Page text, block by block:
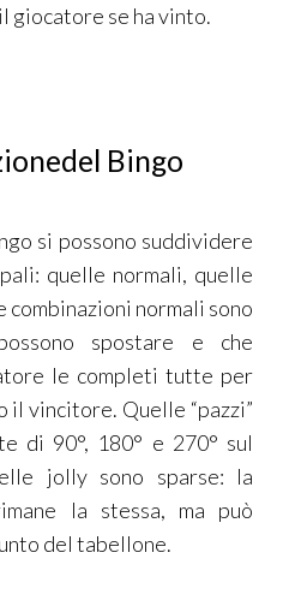
giocatore se ha vinto.
Bingo
si possono suddividere
quelle normali, quelle
combinazioni normali sono
spostare e che
le completi tutte per
vincitore. Quelle “pazzi”
di 90°, 180° e 270° sul
jolly sono sparse: la
la stessa, ma può
del tabellone.